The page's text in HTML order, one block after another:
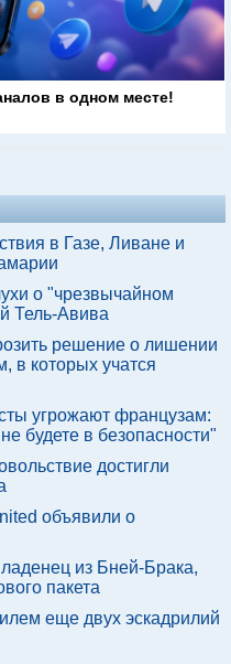
в одном месте!
в Газе, Ливане и
о "чрезвычайном
Тель-Авива
решение о лишении
в которых учатся
угрожают французам:
будете в безопасности"
достигли
объявили о
из Бней-Брака,
пакета
еще двух эскадрилий